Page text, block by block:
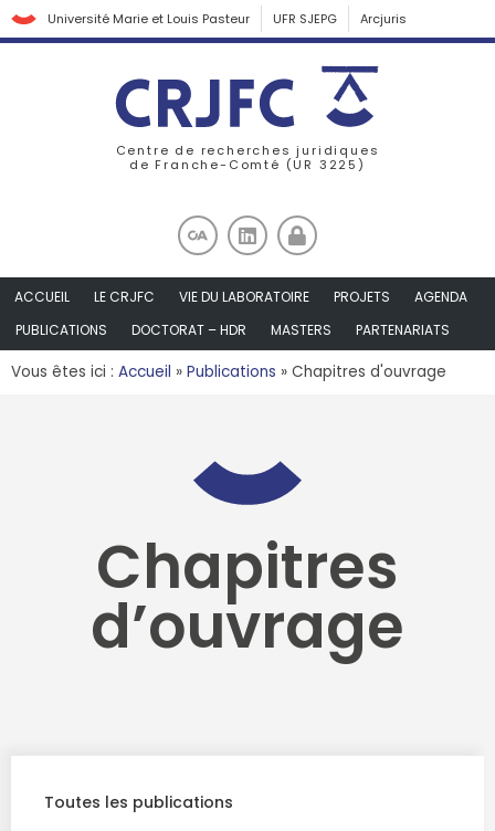
Université Marie et Louis Pasteur UFR SJEPG Arcjuris
Centre de recherches juridiques
de Franche-Comté (UR 3225)
ACCUEIL LE CRJFC VIE DU LABORATOIRE PROJETS
AGENDA
PUBLICATIONS
DOCTORAT – HDR MASTERS PARTENARIATS
Vous êtes ici : Accueil » Publications » Chapitres d'ouvrage
Chapitres
d’ouvrage
Toutes les publications